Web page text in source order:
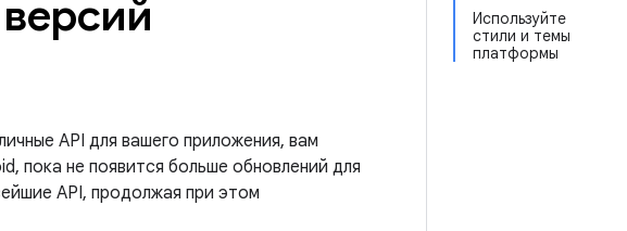
Используйте
стили и темы
платформы
API для вашего приложения, вам
пока не появится больше обновлений для
API, продолжая при этом